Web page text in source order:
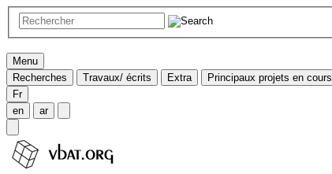
Menu
Recherches
Travaux/ écrits Extra
Principaux projets en cours
Fr
en
ar